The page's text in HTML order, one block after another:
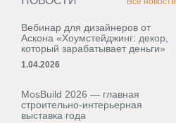
Вебинар для дизайнеров от
Аскона «Хоумстейджинг: декор,
который зарабатывает деньги»
1.04.2026
MosBuild 2026 — главная
строительно-интерьерная
выставка года